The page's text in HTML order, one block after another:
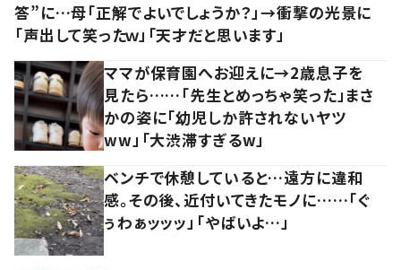
答”に…母「正解でよいでしょうか？」→衝撃の光景に
「声出して笑ったｗ」「天才だと思います」
ママが保育園へお迎えに→2歳息子を
見たら……「先生とめっちゃ笑った」まさ
かの姿に「幼児しか許されないヤツ
ww」「大渋滞すぎるw」
ベンチで休憩していると…遠方に違和
感。その後、近付いてきたモノに……「ぐ
ぅわぁッッッ」「やばいよ…」